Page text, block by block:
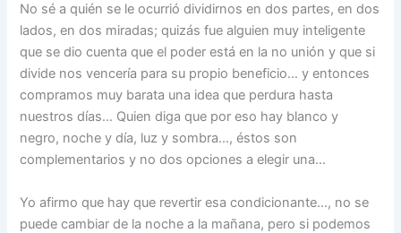
No sé a quién se le ocurrió dividirnos en dos partes, en dos
lados, en dos miradas; quizás fue alguien muy inteligente
que se dio cuenta que el poder está en la no unión y que si
divide nos vencería para su propio beneficio… y entonces
compramos muy barata una idea que perdura hasta
nuestros días… Quien diga que por eso hay blanco y
negro, noche y día, luz y sombra…, éstos son
complementarios y no dos opciones a elegir una…
Yo afirmo que hay que revertir esa condicionante…, no se
puede cambiar de la noche a la mañana, pero si podemos